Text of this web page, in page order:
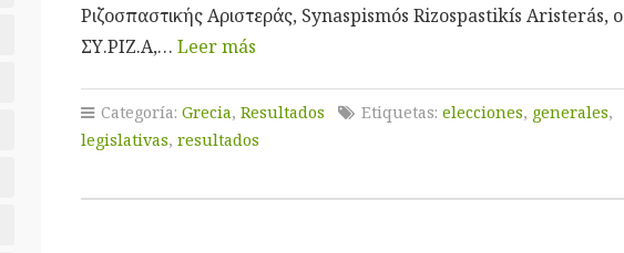
Ριζοσπαστικής Αριστεράς, Synaspismós Rizospastikís Aristerás, o
ΣΥ.ΡΙΖ.Α,… Leer más
Categoría: Grecia, Resultados Etiquetas: elecciones, generales,
legislativas, resultados